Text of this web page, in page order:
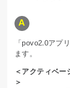
「povo2.0アプ
ます。
＜アクティベー
＞